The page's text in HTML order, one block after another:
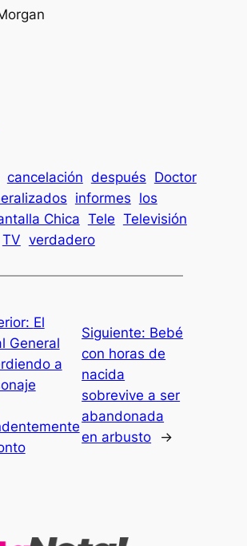
cancelación después Doctor
informes los
Chica Tele Televisión
TV verdadero
El
General
a
Siguiente: Bebé
con horas de
nacida
sobrevive a ser
abandonada
en arbusto
→